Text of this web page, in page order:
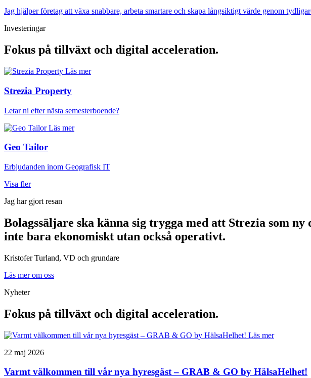
Jag hjälper företag att växa snabbare, arbeta smartare och skapa långsiktigt värde genom
Investeringar
Fokus på tillväxt och digital acceleration.
Läs mer
Strezia Property
Letar ni efter nästa semesterboende?
Läs mer
Geo Tailor
Erbjudanden inom Geografisk IT
Visa fler
Jag har gjort resan
Bolagssäljare ska känna sig trygga med att Strezia som
inte bara ekonomiskt utan också operativt.
Kristofer Turland, VD och grundare
Läs mer om oss
Nyheter
Fokus på tillväxt och digital acceleration.
Läs mer
22 maj 2026
Varmt välkommen till vår nya hyresgäst – GRAB & GO by HälsaHelhet!